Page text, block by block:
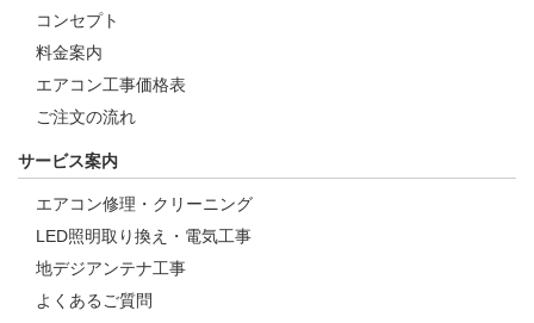
コンセプト
料金案内
エアコン工事価格表
ご注文の流れ
サービス案内
エアコン修理・クリーニング
LED照明取り換え・電気工事
地デジアンテナ工事
よくあるご質問